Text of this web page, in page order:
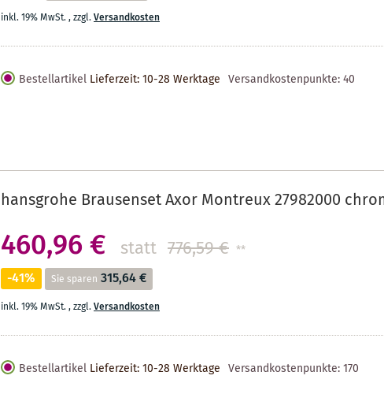
inkl. 19% MwSt.,zzgl.Versandkosten
Bestellartikel Lieferzeit: 10-28 Werktage Versandkostenpunkte:40
hansgrohe Brausenset Axor Montreux 27982000
460,96 € statt 776,59 € **
-41% Sie sparen 315,64 €
inkl. 19% MwSt.,zzgl.Versandkosten
Bestellartikel Lieferzeit: 10-28 Werktage Versandkostenpunkte:170